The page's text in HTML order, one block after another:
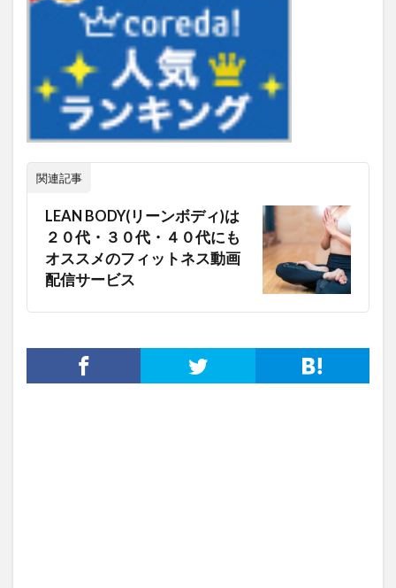
関連記事
LEAN BODY(リーンボディ)は
２０代・３０代・４０代にも
オススメのフィットネス動画
配信サービス